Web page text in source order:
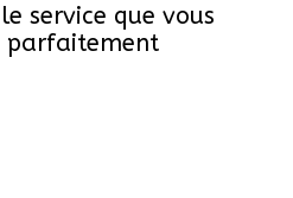
service que vous
parfaitement